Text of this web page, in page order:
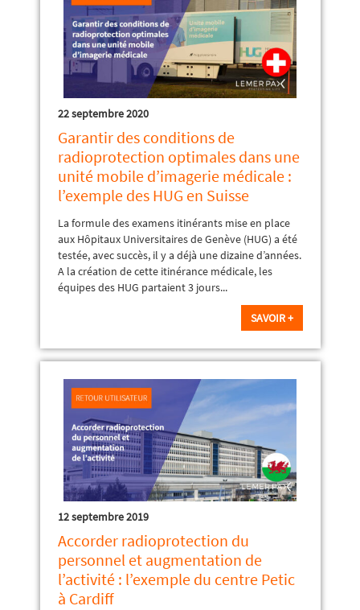
22 septembre 2020
Garantir des conditions de
radioprotection optimales dans une
unité mobile d’imagerie médicale :
l’exemple des HUG en Suisse
La formule des examens itinérants mise en place
aux Hôpitaux Universitaires de Genève (HUG) a été
testée, avec succès, il y a déjà une dizaine d’années.
A la création de cette itinérance médicale, les
équipes des HUG partaient 3 jours...
SAVOIR +
12 septembre 2019
Accorder radioprotection du
personnel et augmentation de
l’activité : l’exemple du centre Petic
à Cardiff